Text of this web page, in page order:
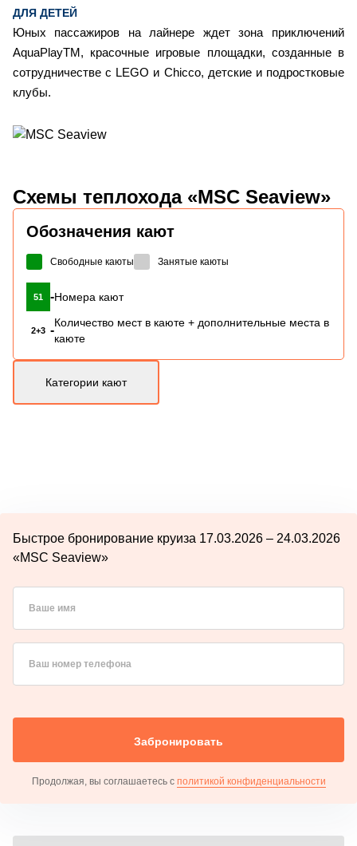
ДЛЯ ДЕТЕЙ
Юных пассажиров на лайнере ждет зона приключений
AquaPlayTM, красочные игровые площадки, созданные в
сотрудничестве с LEGO и Chicco, детские и подростковые
клубы.
Схемы теплохода «MSC Seaview»
Обозначения кают
Свободные каюты Занятые каюты
51 -Номера кают
2+3 -
Количество мест в каюте + дополнительные места в
каюте
Категории кают
Быстрое бронирование круиза 17.03.2026 – 24.03.2026
«MSC Seaview»
Ваше имя
Ваш номер телефона
Забронировать
Продолжая, вы соглашаетесь с политикой конфиденциальности